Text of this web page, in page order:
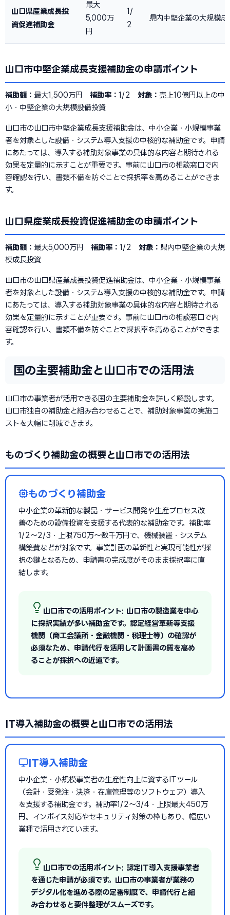
山口県産業成長投
資促進補助金
最大
5,000万
円
1/
2
県内中堅企業の大規模成
山口市中堅企業成長支援補助金の申請ポイント
補助額： 最大1,500万円 補助率： 1/2 対象： 売上10億円以上の中
小・中堅企業の大規模設備投資
山口市の山口市中堅企業成長支援補助金は、中小企業・小規模事業
者を対象とした設備・システム導入支援の中核的な補助金です。申請
にあたっては、導入する補助対象事業の具体的な内容と期待される
効果を定量的に示すことが重要です。事前に山口市の相談窓口で内
容確認を行い、書類不備を防ぐことで採択率を高めることができま
す。
山口県産業成長投資促進補助金の申請ポイント
補助額： 最大5,000万円 補助率： 1/2 対象： 県内中堅企業の大規
模成長投資
山口市の山口県産業成長投資促進補助金は、中小企業・小規模事業
者を対象とした設備・システム導入支援の中核的な補助金です。申請
にあたっては、導入する補助対象事業の具体的な内容と期待される
効果を定量的に示すことが重要です。事前に山口市の相談窓口で内
容確認を行い、書類不備を防ぐことで採択率を高めることができま
す。
国の主要補助金と山口市での活用法
山口市の事業者が活用できる国の主要補助金を詳しく解説します。
山口市独自の補助金と組み合わせることで、補助対象事業の実施コ
ストを大幅に削減できます。
ものづくり補助金の概要と山口市での活用法
ものづくり補助金
中小企業の革新的な製品・サービス開発や生産プロセス改
善のための設備投資を支援する代表的な補助金です。補助率
1/2〜2/3・上限750万〜数千万円で、機械装置・システム
構築費などが対象です。事業計画の革新性と実現可能性が採
択の鍵となるため、申請書の完成度がそのまま採択率に直
結します。
山口市での活用ポイント: 山口市の製造業を中心
に採択実績が多い補助金です。認定経営革新等支援
機関（商工会議所・金融機関・税理士等）の確認が
必須なため、申請代行を活用して計画書の質を高め
ることが採択への近道です。
IT導入補助金の概要と山口市での活用法
IT導入補助金
中小企業・小規模事業者の生産性向上に資するITツール
（会計・受発注・決済・在庫管理等のソフトウェア）導入
を支援する補助金です。補助率1/2〜3/4・上限最大450万
円。インボイス対応やセキュリティ対策の枠もあり、幅広い
業種で活用されています。
山口市での活用ポイント: 認定IT導入支援事業者
を通じた申請が必須です。山口市の事業者が業務の
デジタル化を進める際の定番制度で、申請代行と組
み合わせると要件整理がスムーズです。